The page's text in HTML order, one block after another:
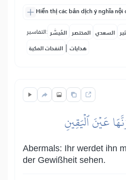
Hiển thị các bản dịch ý nghĩa nội
التفاسير: المُيسَّر المختصر السعدي
النفحات المكية | هدايات
عَيۡنَ ٱلۡيَقِينِ
Abermals: Ihr werdet ihn
der Gewißheit sehen.